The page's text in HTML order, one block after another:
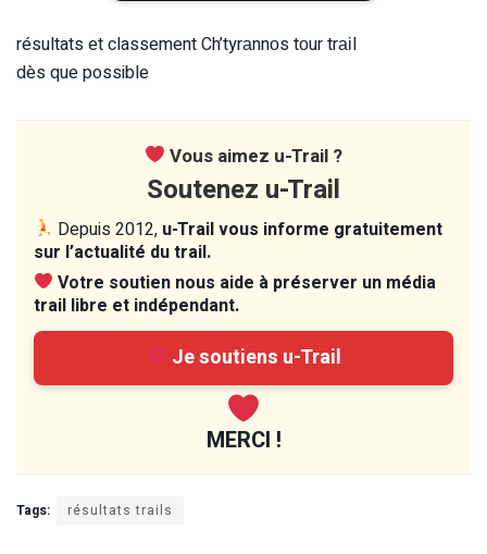
résultats et classement Ch’tyrаnnоs tоur trаіl
dès que possible
Vous aimez u-Trail ?
Soutenez u-Trail
Depuis 2012, u-Trail vous informe gratuitement
sur l’actualité du trail.
Votre soutien nous aide à préserver un média
trail libre et indépendant.
Je soutiens u-Trail
MERCI !
Tags: résultats trails